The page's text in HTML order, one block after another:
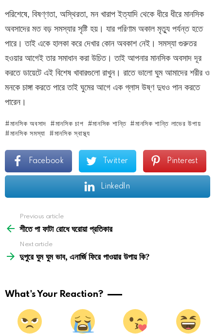
পরিশেষে, বিষণ্ণতা, অস্থিরতা, মন খারাপ ইত্যাদি থেকে ধীরে ধীরে মানসিক
অবসাদের মত বড় সমস্যার সৃষ্টি হয়। যার পরিণাম অকাল মৃত্যু পর্যন্ত হতে
পারে। তাই একে হালকা করে দেখার কোন অবকাশ নেই। সমস্যা গুরুতর
হওয়ার আগেই তার সমাধান করা উচিত। তাই আপনার মানসিক অবসাদ দূর
করতে ডায়েটে এই বিশেষ খাবারগুলো রাখুন। রাতে ভালো ঘুম আমাদের শরীর ও
মনকে চাঙ্গা করতে পারে তাই ঘুমের আগে এক গ্লাস উষ্ণ দুধও পান করতে
পারেন।
মানসিক অবসাদ মানসিক চাপ মানসিক শান্তি
মানসিক শান্তি লাভের উপায়
মানসিক সমস্যা
মানসিক স্বাস্থ্য
Facebook Twitter Pinterest
LinkedIn
more
Previous article
শীতে পা ফাটা রোধে ঘরোয়া প্রতিকার
Next article
দুপুরে ঘুম ঘুম ভাব, এনার্জি ফিরে পাওয়ার উপায় কি?
What's Your Reaction?